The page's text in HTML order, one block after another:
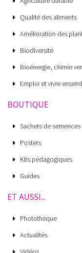
Qualité des aliments
Amélioration des
Biodiversité
Bioénergie, chimie
Emploi et vivre
BOUTIQUE
Sachets de semences
Posters
Kits pédagogiques
Guides
ET AUSSI...
Photothèque
Actualités